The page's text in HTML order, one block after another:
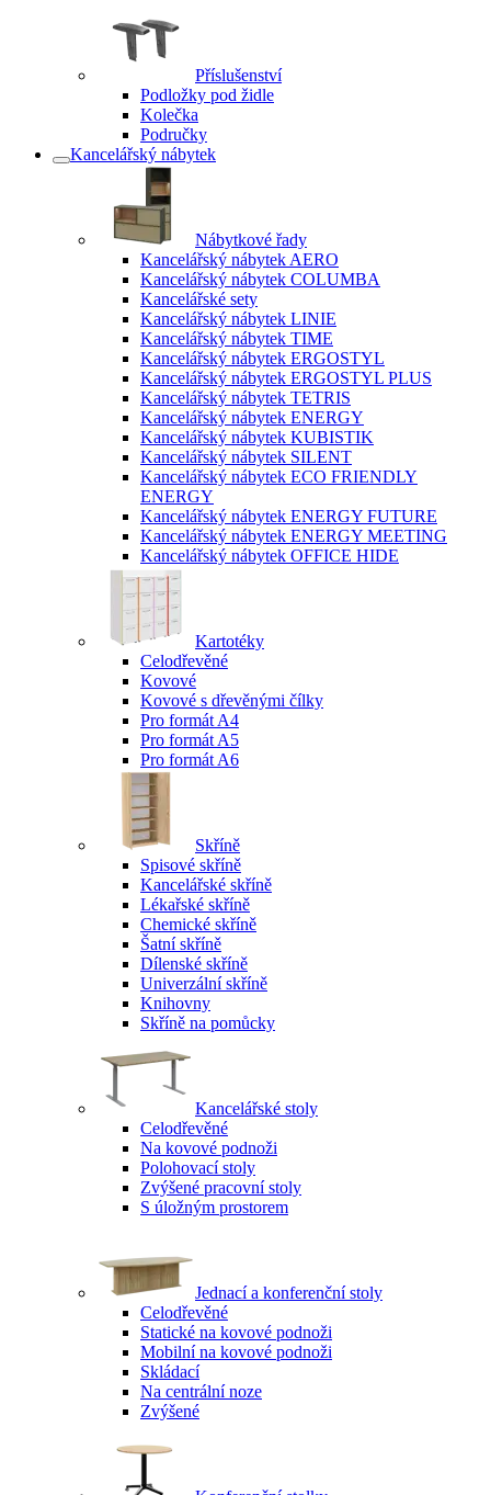
Příslušenství
Podložky pod židle
Kolečka
Područky
Kancelářský nábytek
Nábytkové řady
Kancelářský nábytek AERO
Kancelářský nábytek COLUMBA
Kancelářské sety
Kancelářský nábytek LINIE
Kancelářský nábytek TIME
Kancelářský nábytek ERGOSTYL
Kancelářský nábytek ERGOSTYL PLUS
Kancelářský nábytek TETRIS
Kancelářský nábytek ENERGY
Kancelářský nábytek KUBISTIK
Kancelářský nábytek SILENT
Kancelářský nábytek ECO FRIENDLY
ENERGY
Kancelářský nábytek ENERGY FUTURE
Kancelářský nábytek ENERGY MEETING
Kancelářský nábytek OFFICE HIDE
Kartotéky
Celodřevěné
Kovové
Kovové s dřevěnými čílky
Pro formát A4
Pro formát A5
Pro formát A6
Skříně
Spisové skříně
Kancelářské skříně
Lékařské skříně
Chemické skříně
Šatní skříně
Dílenské skříně
Univerzální skříně
Knihovny
Skříně na pomůcky
Kancelářské stoly
Celodřevěné
Na kovové podnoži
Polohovací stoly
Zvýšené pracovní stoly
S úložným prostorem
Jednací a konferenční stoly
Celodřevěné
Statické na kovové podnoži
Mobilní na kovové podnoži
Skládací
Na centrální noze
Zvýšené